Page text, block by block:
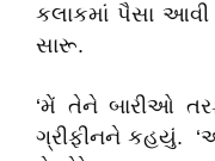
કલાકમાં પૈસા
સારૂ.
‘મેં તેને બારીઓ
ગ્રીફીનને કહયું.